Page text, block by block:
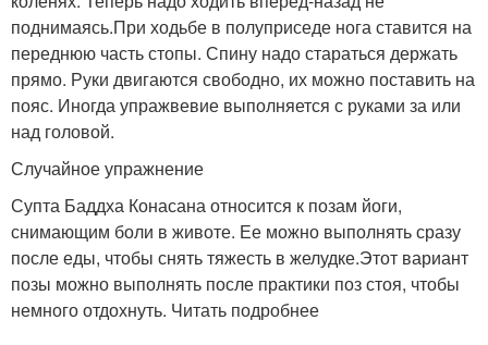
поднимаясь.При ходьбе в полуприседе нога ставится на
переднюю часть стопы. Спину надо стараться держать
прямо. Руки двигаются свободно, их можно поставить на
пояс. Иногда упражвевие выполняется с руками за или
над головой.
Случайное упражнение
Супта Баддха Конасана относится к позам йоги,
снимающим боли в животе. Ее можно выполнять сразу
после еды, чтобы снять тяжесть в желудке.Этот вариант
позы можно выполнять после практики поз стоя, чтобы
немного отдохнуть. Читать подробнее